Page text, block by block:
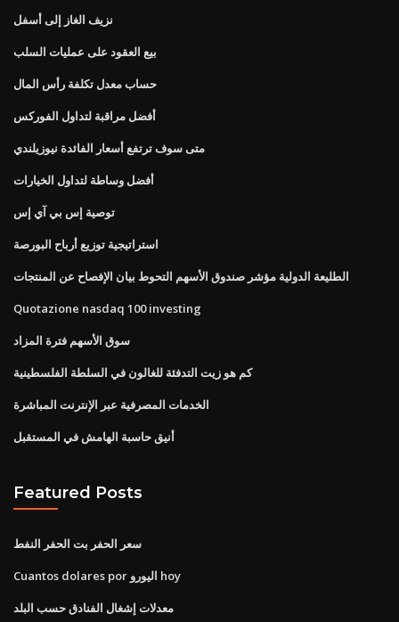
نزيف الغاز إلى أسفل
بيع العقود على عمليات السلب
حساب معدل تكلفة رأس المال
أفضل مراقبة لتداول الفوركس
متى سوف ترتفع أسعار الفائدة نيوزيلندي
أفضل وساطة لتداول الخيارات
توصية إس بي آي إس
استراتيجية توزيع أرباح البورصة
الطليعة الدولية مؤشر صندوق الأسهم التحوط بيان الإفصاح عن المنتجات
Quotazione nasdaq 100 investing
سوق الأسهم فترة المزاد
كم هو زيت التدفئة للغالون في السلطة الفلسطينية
الخدمات المصرفية عبر الإنترنت المباشرة
أنيق حاسبة الهامش في المستقبل
Featured Posts
سعر الحفر بت الحفر النفط
Cuantos dolares por اليورو hoy
معدلات إشغال الفنادق حسب البلد